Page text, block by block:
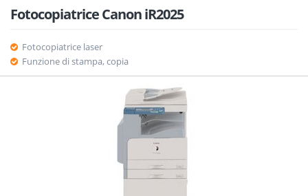
Fotocopiatrice Canon iR2025
Fotocopiatrice laser
Funzione di stampa, copia